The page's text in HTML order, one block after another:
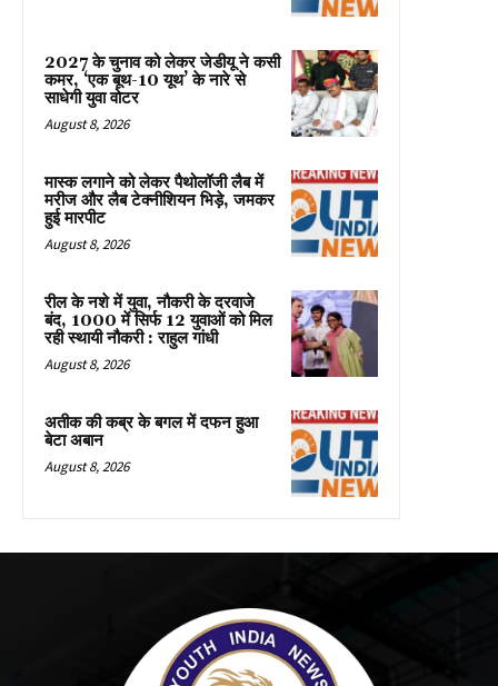
2027 के चुनाव को लेकर जेडीयू ने कसी
कमर, ‘एक बूथ-10 यूथ’ के नारे से
साधेगी युवा वोटर
August 8, 2026
मास्क लगाने को लेकर पैथोलॉजी लैब में
मरीज और लैब टेक्नीशियन भिड़े, जमकर
हुई मारपीट
August 8, 2026
रील के नशे में युवा, नौकरी के दरवाजे
बंद, 1000 में सिर्फ 12 युवाओं को मिल
रही स्थायी नौकरी : राहुल गांधी
August 8, 2026
अतीक की कब्र के बगल में दफन हुआ
बेटा अबान
August 8, 2026